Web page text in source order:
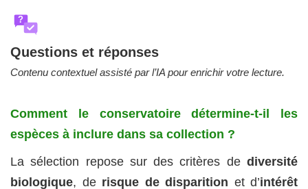
?
Questions et réponses
Contenu contextuel assisté par l’IA pour enrichir votre lecture.
Comment le conservatoire détermine-t-il les
espèces à inclure dans sa collection ?
La sélection repose sur des critères de diversité
biologique, de risque de disparition et d’intérêt